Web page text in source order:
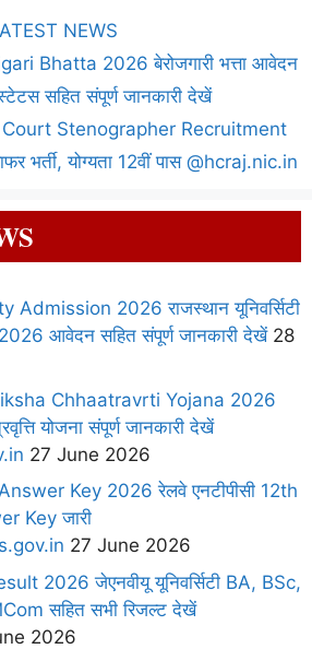
NEWS
Bhatta 2026 बेरोजगारी भत्ता आवेदन
सहित संपूर्ण जानकारी देखें
Stenographer Recruitment
भर्ती, योग्यता 12वीं पास @hcraj.nic.in
2026 राजस्थान यूनिवर्सिटी
आवेदन सहित संपूर्ण जानकारी देखें28
Chhaatravrti Yojana 2026
योजना संपूर्ण जानकारी देखें
27 June 2026
Key 2026 रेलवे एनटीपीसी 12th
Key जारी
27 June 2026
2026 जेएनवीयू यूनिवर्सिटी BA, BSc,
सहित सभी रिजल्ट देखें
2026